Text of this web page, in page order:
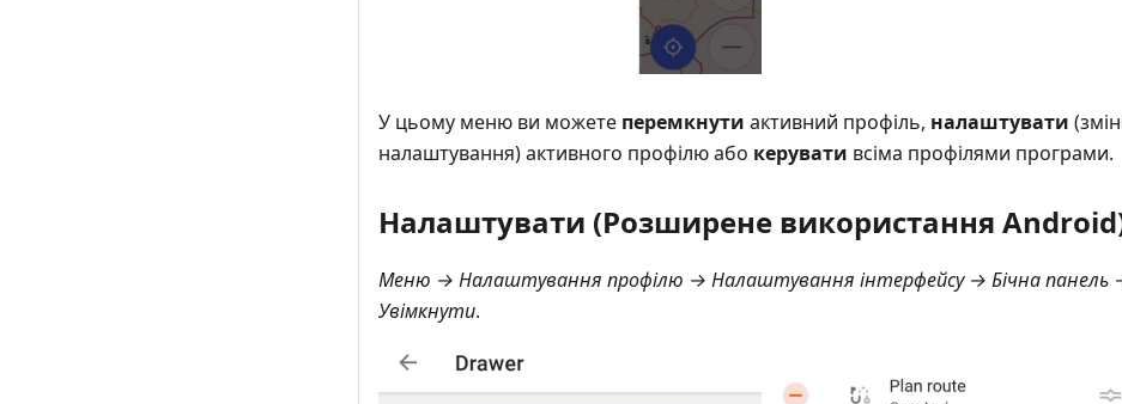
У цьому меню ви можете перемкнути активний профіль, налаштувати
налаштування) активного профілю або керувати всіма профілями програми.
Налаштувати (Розширене використання
Меню → Налаштування профілю → Налаштування інтерфейсу → Бічна панель
Увімкнути.